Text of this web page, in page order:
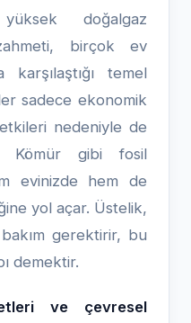
doğalgaz
birçok ev
karşılaştığı temel
sadece ekonomik
nedeniyle de
Kömür gibi fosil
evinizde hem de
yol açar. Üstelik,
gerektirir, bu
demektir.
ve çevresel